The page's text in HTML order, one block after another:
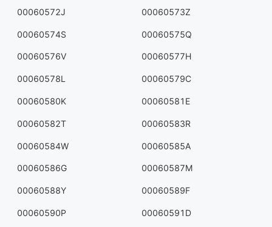
00060572J 00060573Z
00060574S 00060575Q
00060576V 00060577H
00060578L 00060579C
00060580K 00060581E
00060582T 00060583R
00060584W 00060585A
00060586G 00060587M
00060588Y 00060589F
00060590P 00060591D